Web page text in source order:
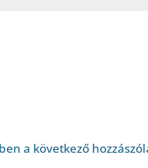
a következő